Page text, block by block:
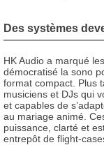
Des systèmes
HK Audio a marqué
démocratisé la sono
format compact. Plus
musiciens et DJs qui
et capables de
au mariage animé.
puissance, clarté et
entrepôt de flight-